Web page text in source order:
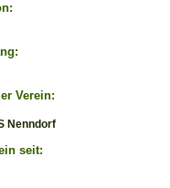
Verein:
Nenndorf
seit: